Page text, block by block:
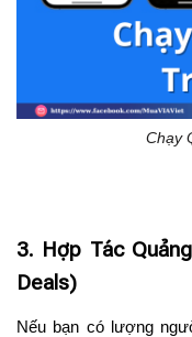
Chạy
3. Hợp Tác
Deals)
Nếu bạn có lượng